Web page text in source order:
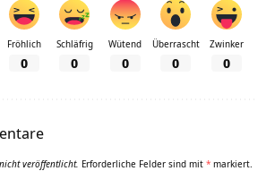
Fröhlich
0
Schläfrig
0
Wütend
0
Überrascht
0
Zwinker
0
veröffentlicht. Erforderliche Felder sind mit * markiert.